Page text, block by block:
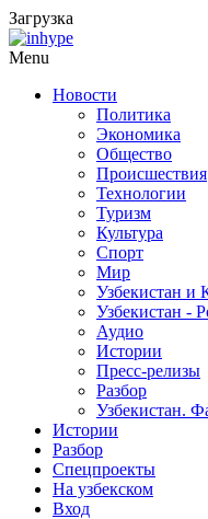
Загрузка
Menu
Новости
Политика
Экономика
Общество
Происшествия
Технологии
Туризм
Культура
Спорт
Мир
Узбекистан и
Узбекистан -
Аудио
Истории
Пресс-релизы
Разбор
Узбекистан.
Истории
Разбор
Спецпроекты
На узбекском
Вход